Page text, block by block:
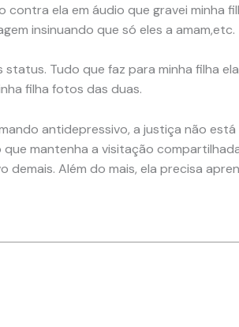
contra ela em áudio que gravei minha
insinuando que só eles a amam,etc.
Tudo que faz para minha filha
filha fotos das duas.
antidepressivo, a justiça não
mantenha a visitação
demais. Além do mais, ela precisa